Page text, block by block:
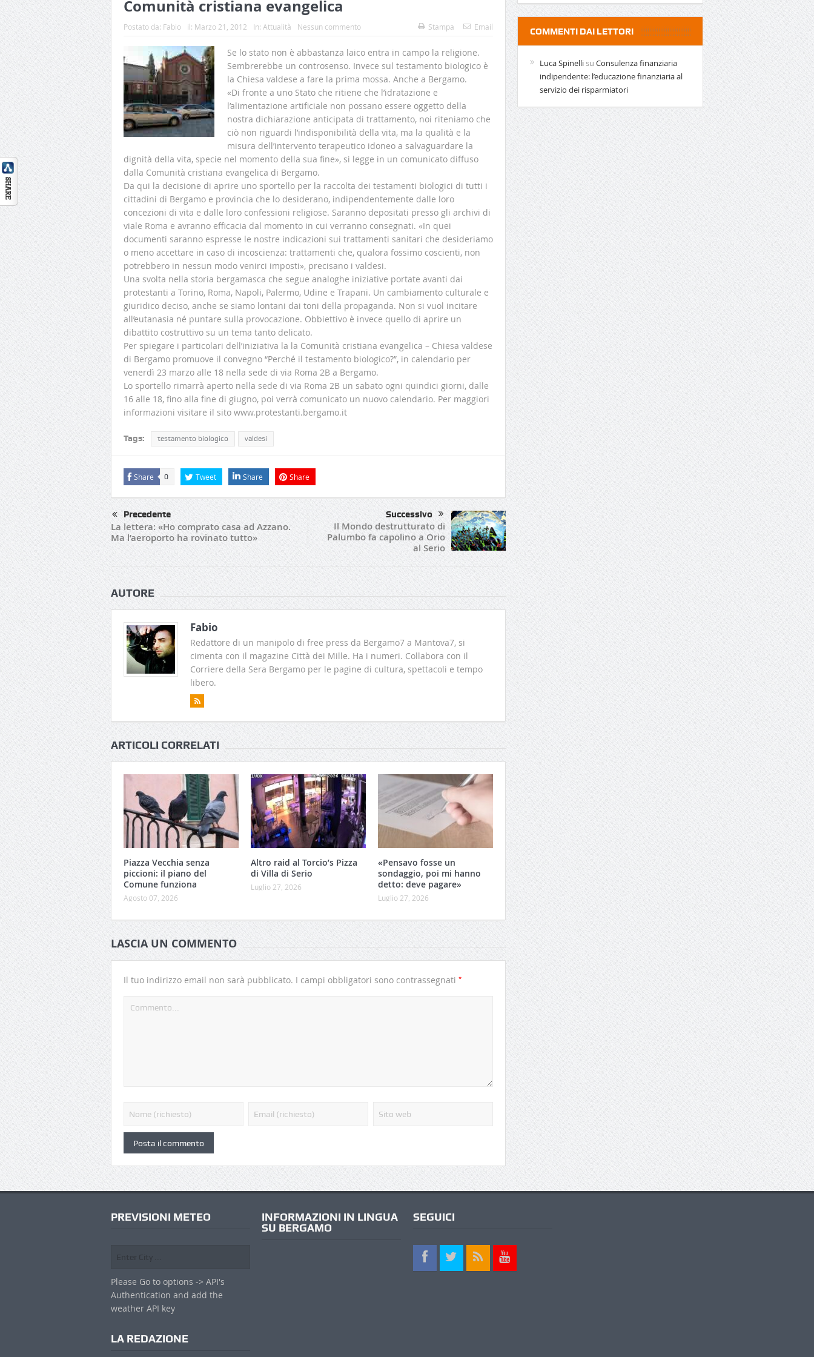
Comunità cristiana evangelica
Postato da: Fabio il: Marzo 21, 2012 In: Attualità Nessun commento Stampa Email
Se lo stato non è abbastanza laico entra in campo la religione.
Sembrerebbe un controsenso. Invece sul testamento biologico è
la Chiesa valdese a fare la prima mossa. Anche a Bergamo.
«Di fronte a uno Stato che ritiene che l’idratazione e
l’alimentazione artificiale non possano essere oggetto della
nostra dichiarazione anticipata di trattamento, noi riteniamo che
ciò non riguardi l’indisponibilità della vita, ma la qualità e la
misura dell’intervento terapeutico idoneo a salvaguardare la
dignità della vita, specie nel momento della sua fine», si legge in un comunicato diffuso
dalla Comunità cristiana evangelica di Bergamo.
Da qui la decisione di aprire uno sportello per la raccolta dei testamenti biologici di tutti i
cittadini di Bergamo e provincia che lo desiderano, indipendentemente dalle loro
concezioni di vita e dalle loro confessioni religiose. Saranno depositati presso gli archivi di
viale Roma e avranno efficacia dal momento in cui verranno consegnati. «In quei
documenti saranno espresse le nostre indicazioni sui trattamenti sanitari che desideriamo
o meno accettare in caso di incoscienza: trattamenti che, qualora fossimo coscienti, non
potrebbero in nessun modo venirci imposti», precisano i valdesi.
Una svolta nella storia bergamasca che segue analoghe iniziative portate avanti dai
protestanti a Torino, Roma, Napoli, Palermo, Udine e Trapani. Un cambiamento culturale e
giuridico deciso, anche se siamo lontani dai toni della propaganda. Non si vuol incitare
all’eutanasia né puntare sulla provocazione. Obbiettivo è invece quello di aprire un
dibattito costruttivo su un tema tanto delicato.
Per spiegare i particolari dell’iniziativa la la Comunità cristiana evangelica – Chiesa valdese
di Bergamo promuove il convegno “Perché il testamento biologico?”, in calendario per
venerdì 23 marzo alle 18 nella sede di via Roma 2B a Bergamo.
Lo sportello rimarrà aperto nella sede di via Roma 2B un sabato ogni quindici giorni, dalle
16 alle 18, fino alla fine di giugno, poi verrà comunicato un nuovo calendario. Per maggiori
informazioni visitare il sito www.protestanti.bergamo.it
Tags: testamento biologico valdesi
Share 0 Tweet Share Share
Precedente
La lettera: «Ho comprato casa ad Azzano.
Ma l’aeroporto ha rovinato tutto»
Successivo
Il Mondo destrutturato di
Palumbo fa capolino a Orio
al Serio
AUTORE
Fabio
Redattore di un manipolo di free press da Bergamo7 a Mantova7, si
cimenta con il magazine Città dei Mille. Ha i numeri. Collabora con il
Corriere della Sera Bergamo per le pagine di cultura, spettacoli e tempo
libero.
ARTICOLI CORRELATI
Piazza Vecchia senza
piccioni: il piano del
Comune funziona
Agosto 07, 2026
Altro raid al Torcio’s Pizza
di Villa di Serio
Luglio 27, 2026
«Pensavo fosse un
sondaggio, poi mi hanno
detto: deve pagare»
Luglio 27, 2026
LASCIA UN COMMENTO
Il tuo indirizzo email non sarà pubblicato. I campi obbligatori sono contrassegnati *
COMMENTI DAI LETTORI
Luca Spinellisu Consulenza finanziaria
indipendente: l’educazione finanziaria al
servizio dei risparmiatori
PREVISIONI METEO
Please Go to options -> API's
Authentication and add the
weather API key
LA REDAZIONE
INFORMAZIONI IN LINGUA
SU BERGAMO
SEGUICI